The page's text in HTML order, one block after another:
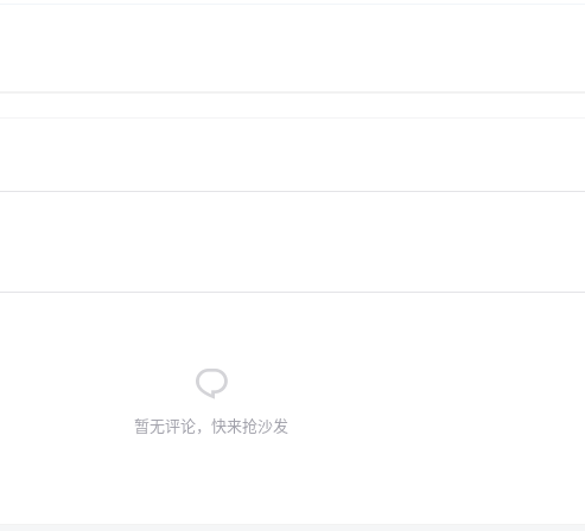
暂无评论，快来抢沙发